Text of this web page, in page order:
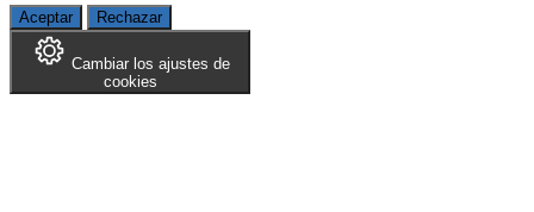
Aceptar Rechazar
Cambiar los ajustes de
cookies